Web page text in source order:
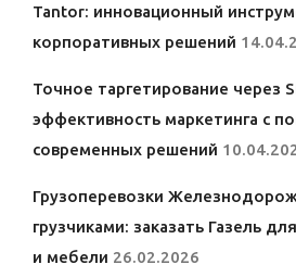
Tantor: инновационный
корпоративных решений
Точное таргетирование через
эффективность маркетинга с
современных решений
Грузоперевозки
грузчиками: заказать Газель
и мебели 26.02.2026